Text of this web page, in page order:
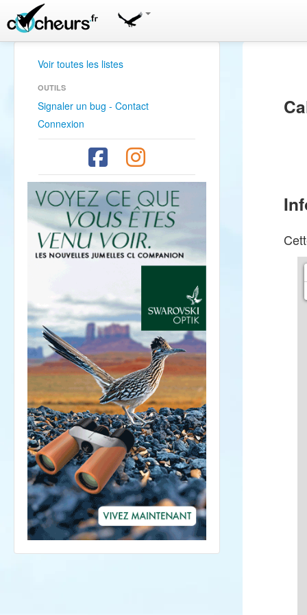
Voir toutes les listes
OUTILS
Signaler un bug - Contact
Connexion